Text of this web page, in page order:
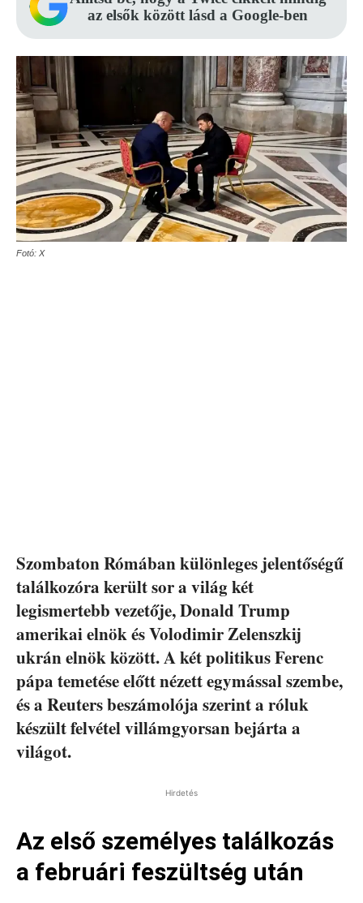
az elsők között lásd a Google-ben
Fotó: X
Szombaton Rómában különleges jelentőségű
találkozóra került sor a világ két
legismertebb vezetője, Donald Trump
amerikai elnök és Volodimir Zelenszkij
ukrán elnök között. A két politikus Ferenc
pápa temetése előtt nézett egymással szembe,
és a Reuters beszámolója szerint a róluk
készült felvétel villámgyorsan bejárta a
világot.
Hirdetés
Az első személyes találkozás
a februári feszültség után